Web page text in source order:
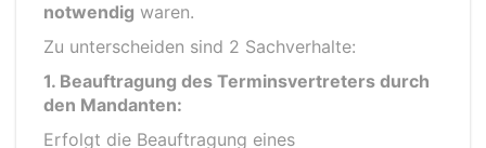
notwendig waren.
Zu unterscheiden sind 2 Sachverhalte:
1. Beauftragung des Terminsvertreters durch
den Mandanten:
Erfolgt die Beauftragung eines